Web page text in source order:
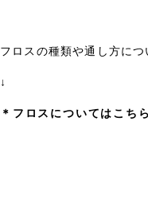
フロスの種類や通し方に
↓
＊フロスについてはこち